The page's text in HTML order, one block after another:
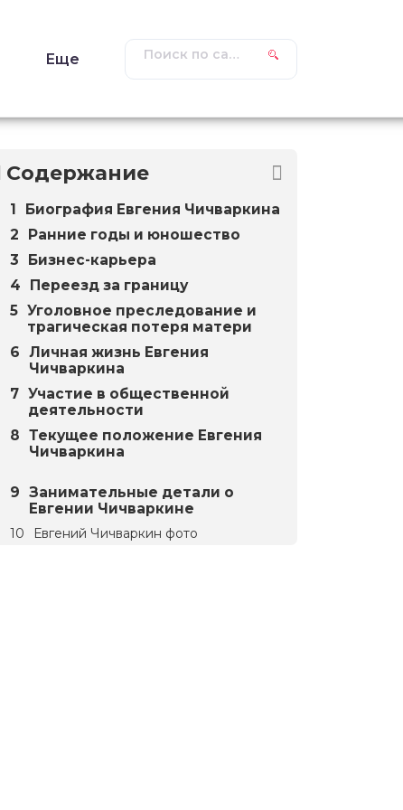
Еще
Содержание
Биография Евгения Чичваркина
Ранние годы и юношество
Бизнес-карьера
Переезд за границу
Уголовное преследование и
трагическая потеря матери
Личная жизнь Евгения
Чичваркина
Участие в общественной
деятельности
Текущее положение Евгения
Чичваркина
Занимательные детали о
Евгении Чичваркине
Евгений Чичваркин фото